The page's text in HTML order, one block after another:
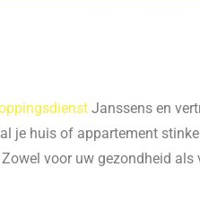
Janssens en
je huis of appartement
voor uw gezondheid